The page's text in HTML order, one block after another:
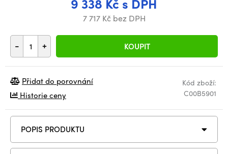
7 717 Kč bez DPH
- + KOUPIT
Kód zboží:
C00B5901
Přidat do porovnání
Historie ceny
POPIS PRODUKTU